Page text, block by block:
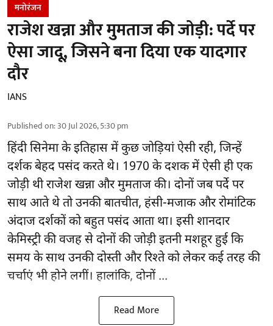
मनोरंजन
राजेश खन्ना और मुमताज की जोड़ी: पर्दे पर
ऐसा जादू, जिसने बना दिया एक यादगार
दौर
IANS
Published on:30 Jul 2026, 5:30 pm
हिंदी सिनेमा के इतिहास में कुछ जोड़ियां ऐसी रही, जिन्हें
दर्शक बेहद पसंद करते थे। 1970 के दशक में ऐसी ही एक
जोड़ी थी राजेश खन्ना और मुमताज की। दोनों जब पर्दे पर
साथ आते थे तो उनकी बातचीत, हंसी-मजाक और रोमांटिक
अंदाज दर्शकों को बहुत पसंद आता था। इसी शानदार
केमिस्ट्री की वजह से दोनों की जोड़ी इतनी मशहूर हुई कि
समय के साथ उनकी दोस्ती और रिश्ते को लेकर कई तरह की
चर्चाएं भी होने लगीं। हालांकि, दोनों ...
Read More